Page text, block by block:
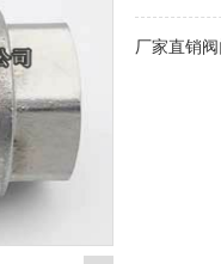
厂家直销